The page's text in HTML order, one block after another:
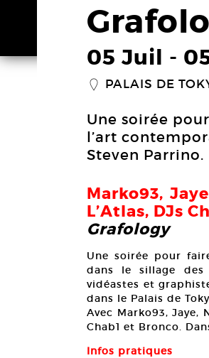
05 Juil -
_ PALAIS DE
Une soirée
l’art
Steven
Marko93,
L’Atlas, DJs
Grafology
Une soirée pour
dans le sillage des
vidéastes et
dans le Palais de
Avec Marko93, Jaye,
Chab1 et Bronco.
Infos pratiques